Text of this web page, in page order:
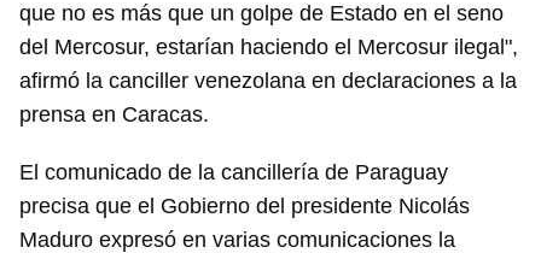
que no es más que un golpe de Estado en el seno
del Mercosur, estarían haciendo el Mercosur ilegal",
afirmó la canciller venezolana en declaraciones a la
prensa en Caracas.
El comunicado de la cancillería de Paraguay
precisa que el Gobierno del presidente Nicolás
Maduro expresó en varias comunicaciones la